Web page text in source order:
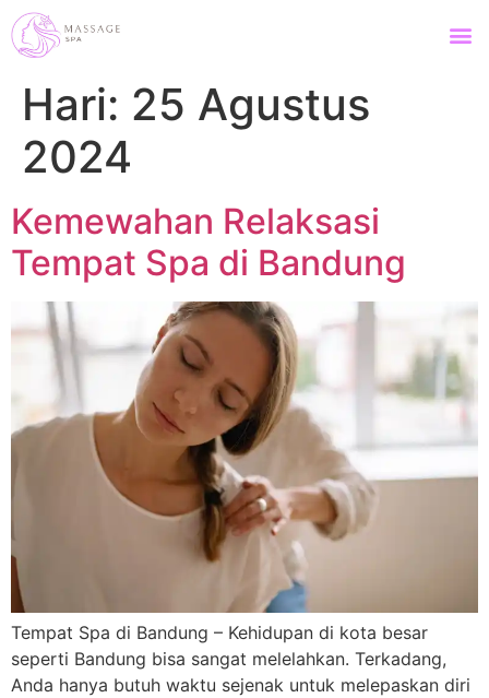
Hari: 25 Agustus
2024
Kemewahan Relaksasi
Tempat Spa di Bandung
Tempat Spa di Bandung – Kehidupan di kota besar
seperti Bandung bisa sangat melelahkan. Terkadang,
Anda hanya butuh waktu sejenak untuk melepaskan diri